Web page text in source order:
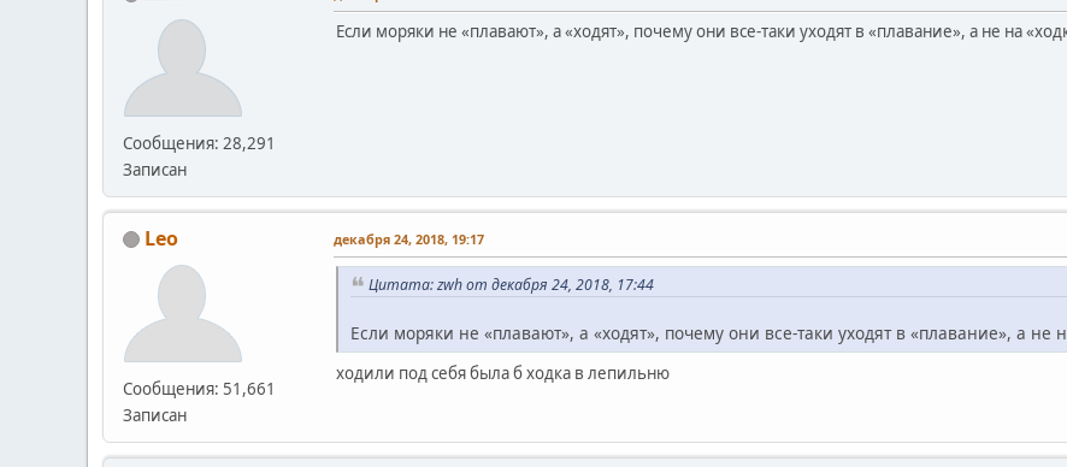
Сообщения: 28,291
Записан
Если моряки не «плавают», а «ходят», почему они все-таки уходят в «плавание», а не на
Leo
Сообщения: 51,661
Записан
декабря 24, 2018, 19:17
Цитата: zwh от декабря 24, 2018, 17:44
Если моряки не «плавают», а «ходят», почему они все-таки уходят в «плавание», а не
ходили под себя была б ходка в лепильню